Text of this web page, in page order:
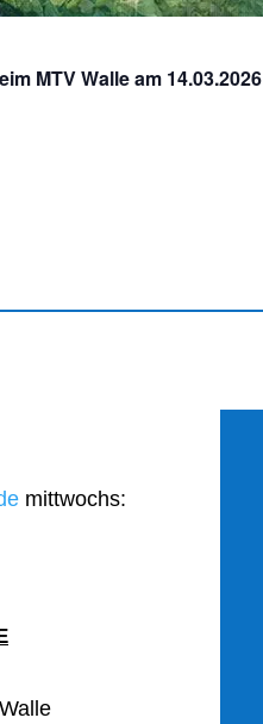
MTV Walle am 14.03.2026
mittwochs: